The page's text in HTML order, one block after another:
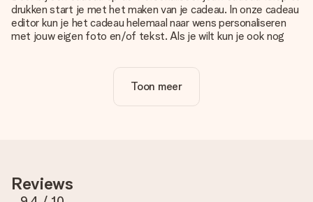
drukken start je met het maken van je cadeau. In onze cadeau
editor kun je het cadeau helemaal naar wens personaliseren
met jouw eigen foto en/of tekst. Als je wilt kun je ook nog
Is personalisatie in de prijs inbegrepen?
De prijs die op de website wordt getoond is inclusief de
te gebruiken. Als je niet zeker bent over de kwaliteit van je
foto, neem dan contact op met onze klantenservice en stuur
Toon meer
Reviews